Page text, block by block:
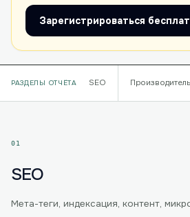
Зарегистрироваться
РАЗДЕЛЫ ОТЧЁТА SEO
01
SEO
Мета-теги, индексация, контент,